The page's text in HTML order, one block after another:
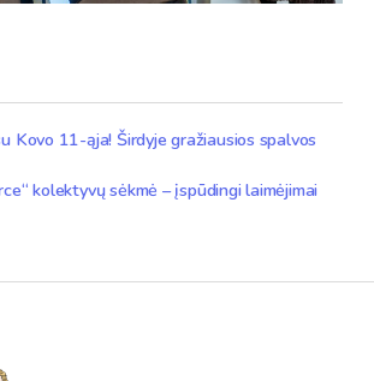
Kovo 11-ąja! Širdyje gražiausios spalvos
kolektyvų sėkmė – įspūdingi laimėjimai